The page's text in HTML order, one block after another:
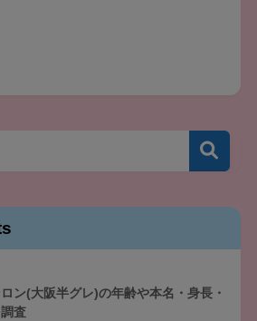
ン(大阪半グレ)の年齢や本名・身長・
査